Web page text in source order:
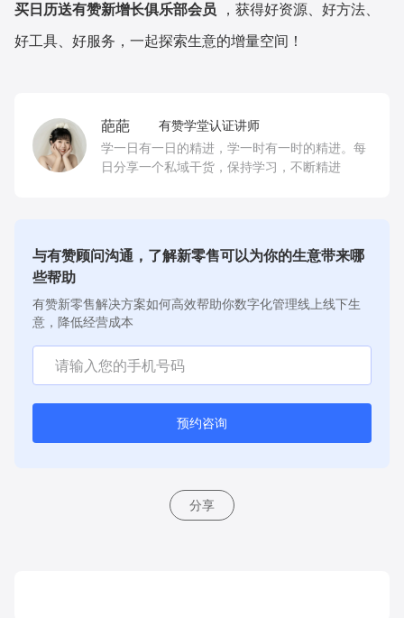
买日历送有赞新增长俱乐部会员 ，获得好资源、好方法、
好工具、好服务，一起探索生意的增量空间！
葩葩
有赞学堂认证讲师
学一日有一日的精进，学一时有一时的精进。每
日分享一个私域干货，保持学习，不断精进
与有赞顾问沟通，了解新零售可以为你的生意带来哪
些帮助
有赞新零售解决方案如何高效帮助你数字化管理线上线下生
意，降低经营成本
预约咨询
分享